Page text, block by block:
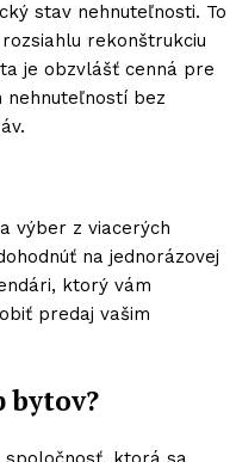
stav nehnuteľnosti. To
rekonštrukciu
je obzvlášť cenná pre
bez
výber z viacerých
na jednorázovej
ktorý vám
predaj vašim
bytov?